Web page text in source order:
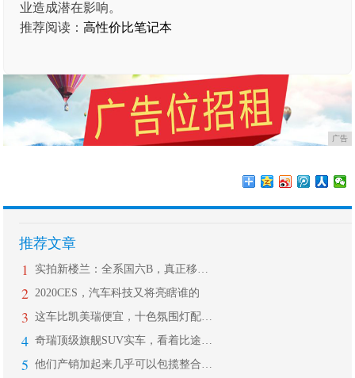
业造成潜在影响。
推荐阅读：高性价比笔记本
广告
推荐文章
1 实拍新楼兰：全系国六B，真正移动大沙
2 2020CES，汽车科技又将亮瞎谁的
3 这车比凯美瑞便宜，十色氛围灯配9安全
4 奇瑞顶级旗舰SUV实车，看着比途昂都
5 他们产销加起来几乎可以包揽整合摩托车